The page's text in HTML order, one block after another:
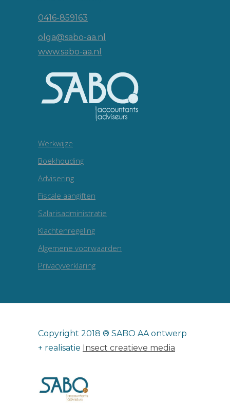
0416-859163
olga@sabo-aa.nl
www.sabo-aa.nl
Werkwijze
Boekhouding
Advisering
Fiscale aangiften
Salarisadministratie
Klachtenregeling
Algemene voorwaarden
Privacyverklaring
Copyright 2018 ® SABO AA ontwerp
+ realisatie Insect creatieve media